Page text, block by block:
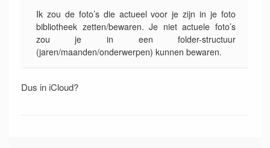
Ik zou de foto’s die actueel voor je zijn in je foto
bibliotheek zetten/bewaren. Je niet actuele foto’s
zou je in een folder-structuur
(jaren/maanden/onderwerpen) kunnen bewaren.
Dus in iCloud?